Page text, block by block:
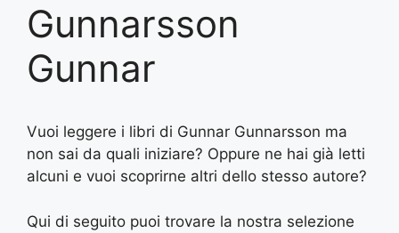
Gunnarsson
Gunnar
Vuoi leggere i libri di Gunnar Gunnarsson ma
non sai da quali iniziare? Oppure ne hai già letti
alcuni e vuoi scoprirne altri dello stesso autore?
Qui di seguito puoi trovare la nostra selezione